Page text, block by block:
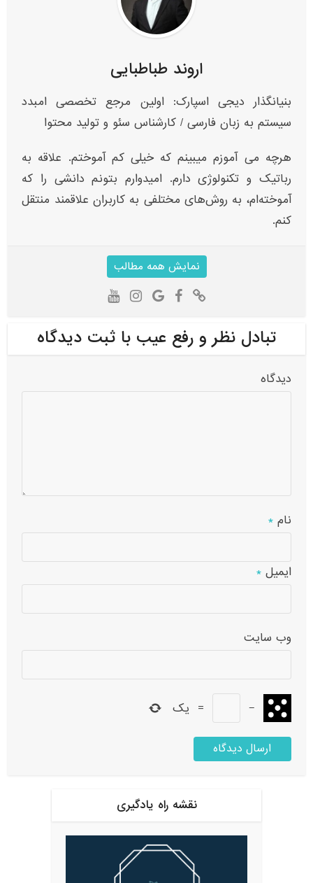
اروند طباطبایی
بنیانگذار دیجی اسپارک: اولین مرجع تخصصی امبدد
سیستم به زبان فارسی / کارشناس سئو و تولید محتوا
هرچه می آموزم میبینم که خیلی کم آموختم. علاقه به
رباتیک و تکنولوژی دارم. امیدوارم بتونم دانشی را که
آموخته‌ام، به روش‌های مختلفی به کاربران علاقمند منتقل
کنم.
نمایش همه مطالب
تبادل نظر و رفع عیب با ثبت دیدگاه
دیدگاه
نام*
ایمیل*
وب‌ سایت
−
= یک
نقشه راه یادگیری